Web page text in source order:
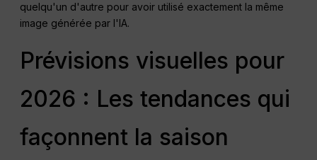
quelqu'un d'autre pour avoir utilisé exactement la même
image générée par l'IA.
Prévisions visuelles pour
2026 : Les tendances qui
façonnent la saison